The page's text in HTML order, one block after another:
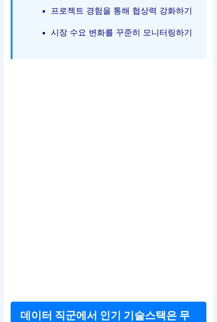
프로젝트 경험을 통해 협상력 강화하기
시장 수요 변화를 꾸준히 모니터링하기
데이터 직군에서 인기 기술스택은 무